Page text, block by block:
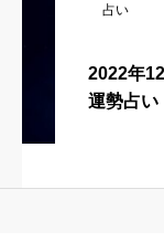
占い
2022年
運勢占い